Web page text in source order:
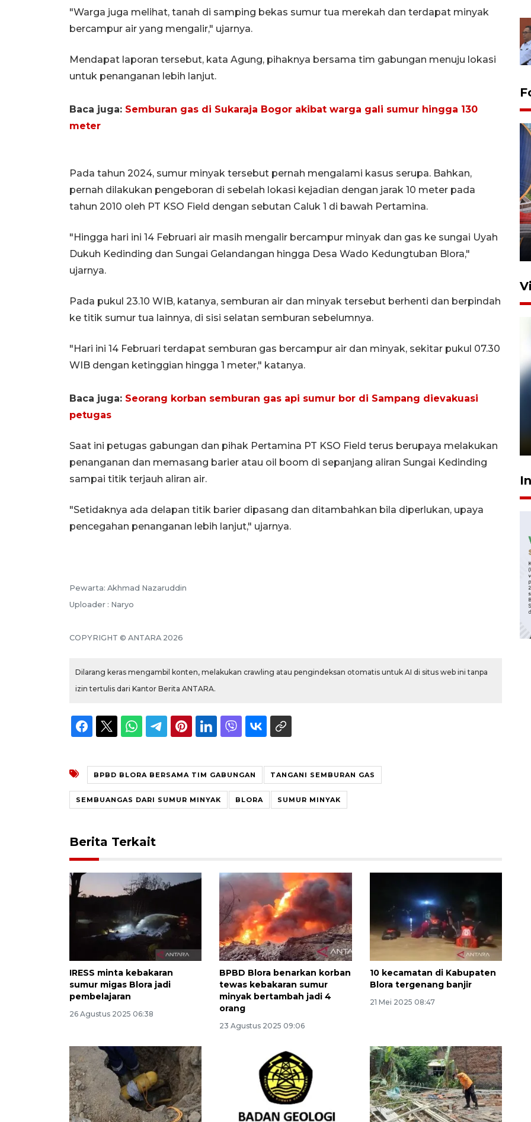
"Warga juga melihat, tanah di samping bekas sumur tua merekah dan terdapat minyak
bercampur air yang mengalir," ujarnya.
Mendapat laporan tersebut, kata Agung, pihaknya bersama tim gabungan menuju lokasi
untuk penanganan lebih lanjut.
Baca juga: Semburan gas di Sukaraja Bogor akibat warga gali sumur hingga 130
meter
Pada tahun 2024, sumur minyak tersebut pernah mengalami kasus serupa. Bahkan,
pernah dilakukan pengeboran di sebelah lokasi kejadian dengan jarak 10 meter pada
tahun 2010 oleh PT KSO Field dengan sebutan Caluk 1 di bawah Pertamina.
"Hingga hari ini 14 Februari air masih mengalir bercampur minyak dan gas ke sungai Uyah
Dukuh Kedinding dan Sungai Gelandangan hingga Desa Wado Kedungtuban Blora,"
ujarnya.
Pada pukul 23.10 WIB, katanya, semburan air dan minyak tersebut berhenti dan berpindah
ke titik sumur tua lainnya, di sisi selatan semburan sebelumnya.
"Hari ini 14 Februari terdapat semburan gas bercampur air dan minyak, sekitar pukul 07.30
WIB dengan ketinggian hingga 1 meter," katanya.
Baca juga: Seorang korban semburan gas api sumur bor di Sampang dievakuasi
petugas
Saat ini petugas gabungan dan pihak Pertamina PT KSO Field terus berupaya melakukan
penanganan dan memasang barier atau oil boom di sepanjang aliran Sungai Kedinding
sampai titik terjauh aliran air.
"Setidaknya ada delapan titik barier dipasang dan ditambahkan bila diperlukan, upaya
pencegahan penanganan lebih lanjut," ujarnya.
Pewarta: Akhmad Nazaruddin
Uploader : Naryo
COPYRIGHT © ANTARA 2026
Dilarang keras mengambil konten, melakukan crawling atau pengindeksan otomatis untuk AI di situs web ini tanpa
izin tertulis dari Kantor Berita ANTARA.
BPBD BLORA BERSAMA TIM GABUNGAN TANGANI SEMBURAN GAS
SEMBUANGAS DARI SUMUR MINYAK BLORA SUMUR MINYAK
Berita Terkait
IRESS minta kebakaran
sumur migas Blora jadi
pembelajaran
26 Agustus 2025 06:38
BPBD Blora benarkan korban
tewas kebakaran sumur
minyak bertambah jadi 4
orang
23 Agustus 2025 09:06
10 kecamatan di Kabupaten
Blora tergenang banjir
21 Mei 2025 08:47
Komisi V DPR tinjau
Stasiun Bogor
2026-08-05 12:00:00